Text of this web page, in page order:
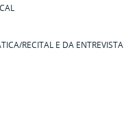
RECITAL E DA ENTREVISTA